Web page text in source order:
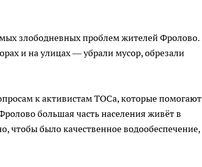
злободневных проблем жителей Фролово.
и на улицах — убрали мусор, обрезали
к активистам ТОСа, которые помогают
большая часть населения живёт в
чтобы было качественное водообеспечение,